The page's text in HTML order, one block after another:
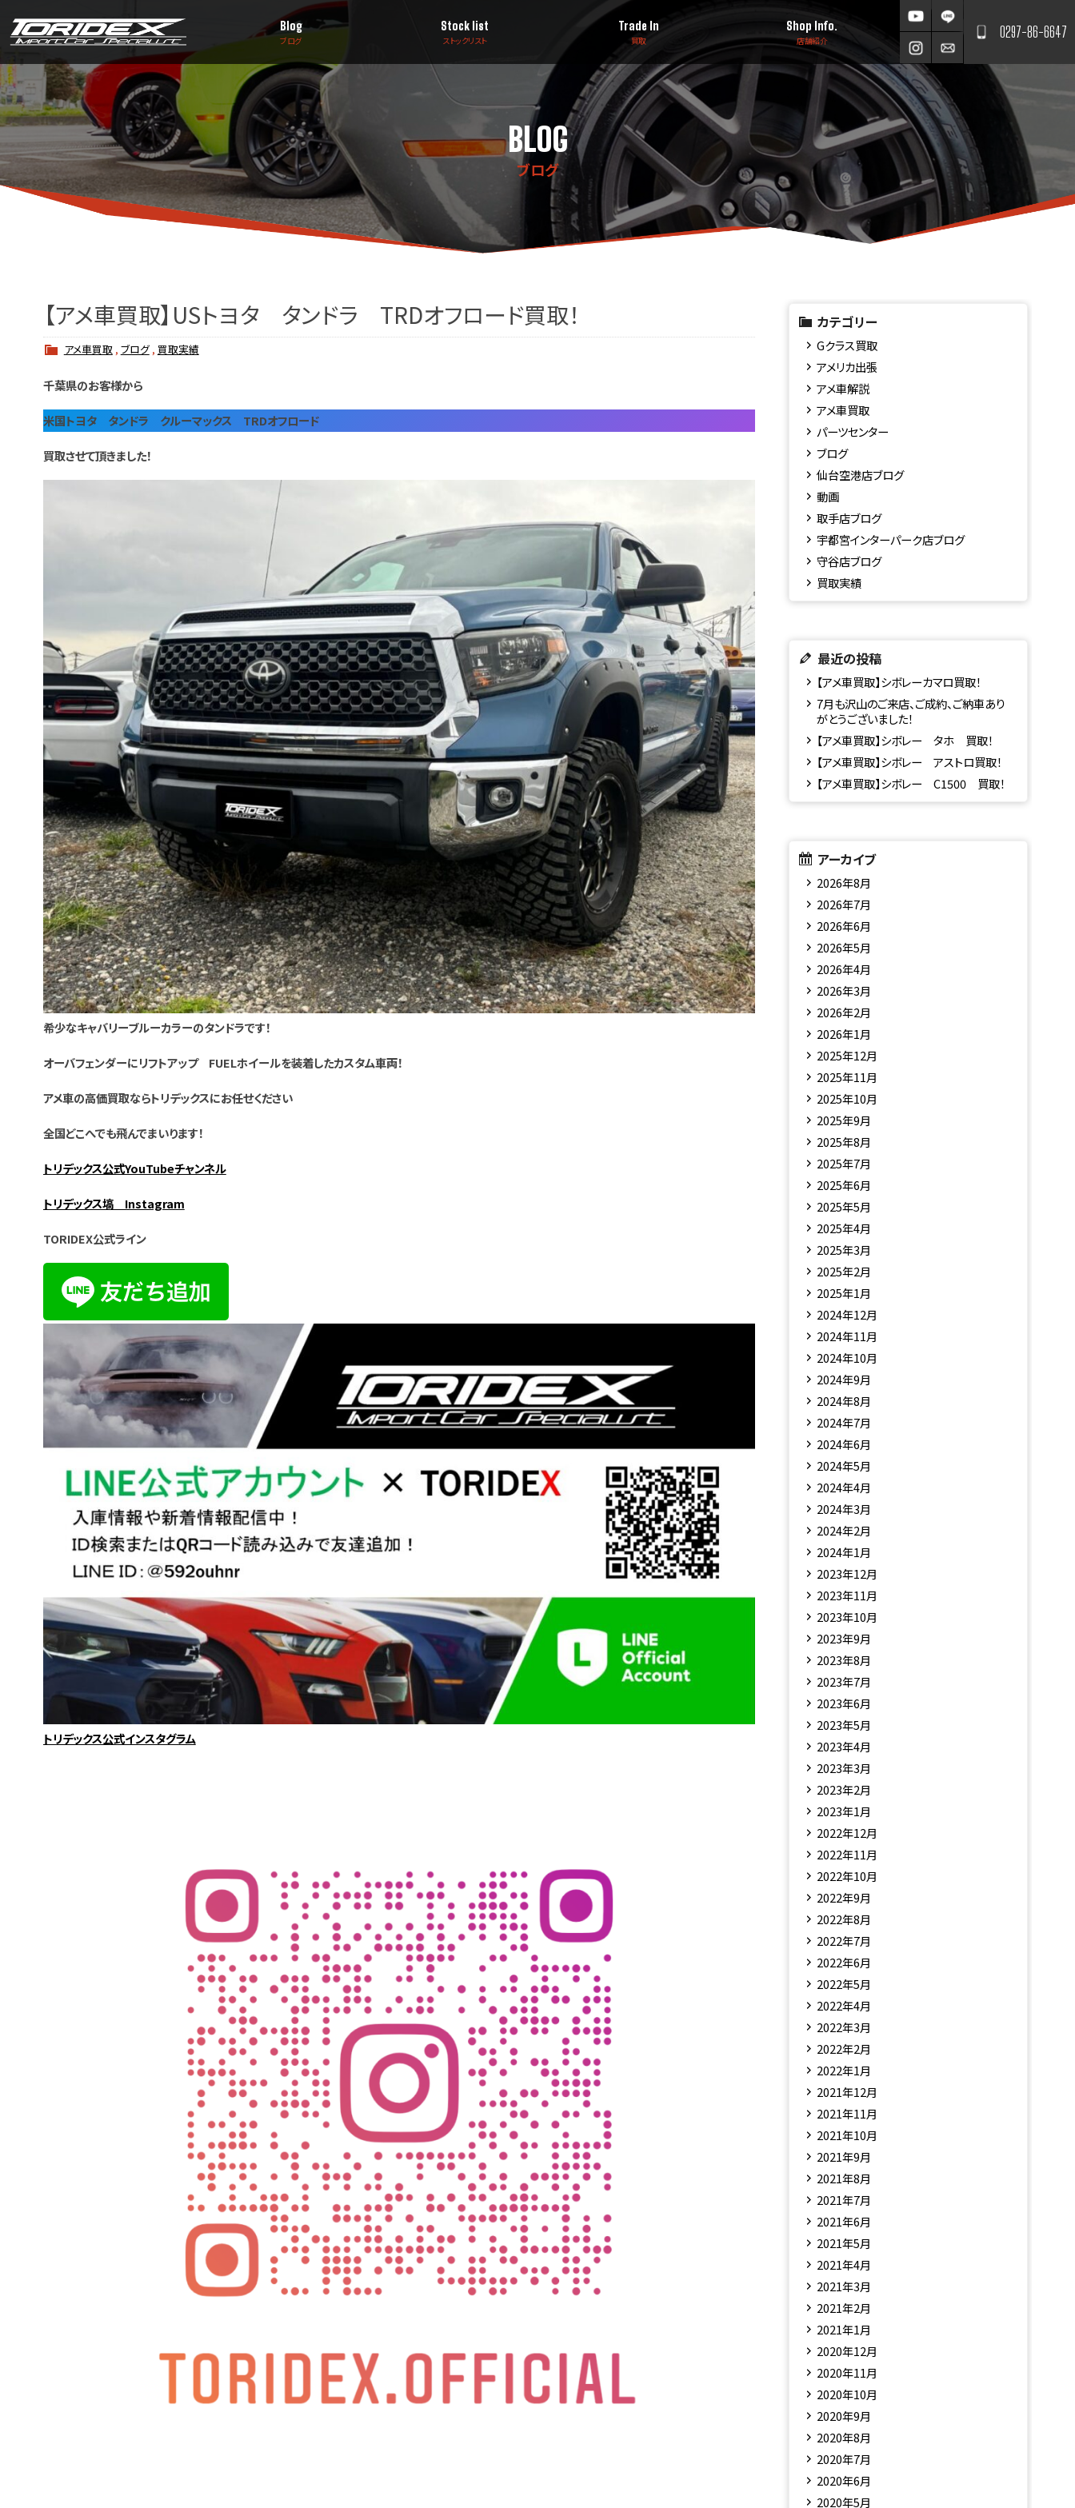
0297-86-6647
Blog
ブログ
Stock list
ストックリスト
Trade In
買取
Shop Info.
店舗紹介
BLOG
ブログ
【アメ車買取】USトヨタ タンドラ TRDオフロード買取！
アメ車買取, ブログ, 買取実績
千葉県のお客様から
米国トヨタ タンドラ クルーマックス TRDオフロード
買取させて頂きました！
希少なキャバリーブルーカラーのタンドラです！
オーバフェンダーにリフトアップ FUELホイールを装着したカスタム車両！
アメ車の高価買取ならトリデックスにお任せください
全国どこへでも飛んでまいります！
トリデックス公式YouTubeチャンネル
トリデックス塙 Instagram
TORIDEX公式ライン
トリデックス公式インスタグラム
カテゴリー
Gクラス買取
アメリカ出張
アメ車解説
アメ車買取
パーツセンター
ブログ
仙台空港店ブログ
動画
取手店ブログ
宇都宮インターパーク店ブログ
守谷店ブログ
買取実績
最近の投稿
【アメ車買取】シボレーカマロ買取！
7月も沢山のご来店、ご成約、ご納車あり
がとうございました！
【アメ車買取】シボレー タホ 買取！
【アメ車買取】シボレー アストロ買取！
【アメ車買取】シボレー C1500 買取！
アーカイブ
2026年8月
2026年7月
2026年6月
2026年5月
2026年4月
2026年3月
2026年2月
2026年1月
2025年12月
2025年11月
2025年10月
2025年9月
2025年8月
2025年7月
2025年6月
2025年5月
2025年4月
2025年3月
2025年2月
2025年1月
2024年12月
2024年11月
2024年10月
2024年9月
2024年8月
2024年7月
2024年6月
2024年5月
2024年4月
2024年3月
2024年2月
2024年1月
2023年12月
2023年11月
2023年10月
2023年9月
2023年8月
2023年7月
2023年6月
2023年5月
2023年4月
2023年3月
2023年2月
2023年1月
2022年12月
2022年11月
2022年10月
2022年9月
2022年8月
2022年7月
2022年6月
2022年5月
2022年4月
2022年3月
2022年2月
2022年1月
2021年12月
2021年11月
2021年10月
2021年9月
2021年8月
2021年7月
2021年6月
2021年5月
2021年4月
2021年3月
2021年2月
2021年1月
2020年12月
2020年11月
2020年10月
2020年9月
2020年8月
2020年7月
2020年6月
2020年5月